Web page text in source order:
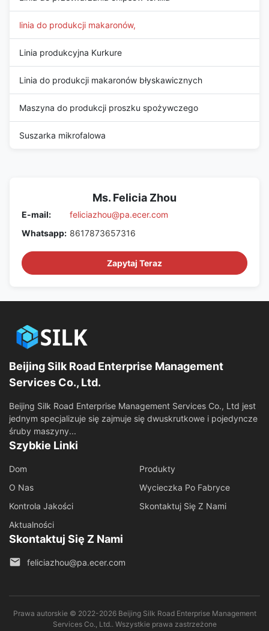
linia do produkcji makaronów,
Linia produkcyjna Kurkure
Linia do produkcji makaronów błyskawicznych
Maszyna do produkcji proszku spożywczego
Suszarka mikrofalowa
Ms. Felicia Zhou
E-mail:
feliciazhou@pa.ecer.com
Whatsapp: 8617873657316
Zapytaj Teraz
Beijing Silk Road Enterprise Management
Services Co., Ltd.
Beijing Silk Road Enterprise Management Services Co., Ltd jest
jednym specjalizuje się zajmuje się dwuskrutkowe i pojedyncze
śruby maszyny...
Szybkie Linki
Dom
Produkty
O Nas
Wycieczka Po Fabryce
Kontrola Jakości
Skontaktuj Się Z Nami
Aktualności
Skontaktuj Się Z Nami
feliciazhou@pa.ecer.com
Prawa autorskie © 2022-2026 Beijing Silk Road Enterprise Management
Services Co., Ltd.. Wszystkie prawa zastrzeżone